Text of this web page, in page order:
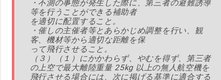
・不測の事態が発生した際に、第三者の避難誘導
等を行うことができる補助者
を適切に配置すること。
・催しの主催者等とあらかじめ調整を行い、観
客、機材等から適切な距離を保
って飛行させること。
（３）（１）にかかわらず、やむを得ず、第三者
の上空で最大離陸重量 25kg 以上の無人航空機を
飛行させる場合には、次に掲げる基準に適合する